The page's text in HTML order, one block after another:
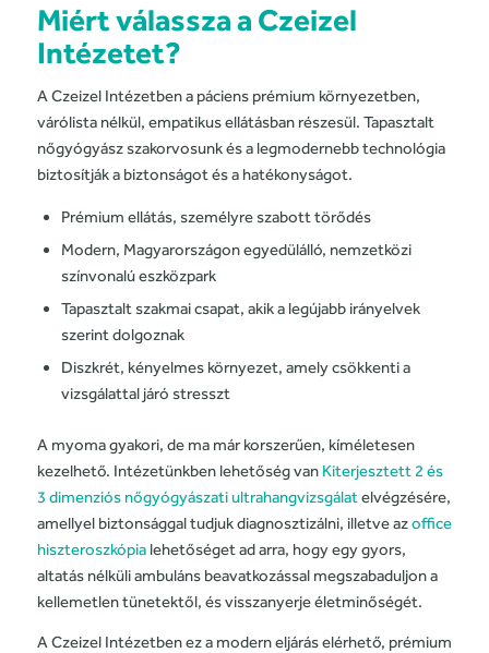
Miért válassza a Czeizel
Intézetet?
A Czeizel Intézetben a páciens prémium környezetben,
várólista nélkül, empatikus ellátásban részesül. Tapasztalt
nőgyógyász szakorvosunk és a legmodernebb technológia
biztosítják a biztonságot és a hatékonyságot.
Prémium ellátás, személyre szabott törődés
Modern, Magyarországon egyedülálló, nemzetközi
színvonalú eszközpark
Tapasztalt szakmai csapat, akik a legújabb irányelvek
szerint dolgoznak
Diszkrét, kényelmes környezet, amely csökkenti a
vizsgálattal járó stresszt
A myoma gyakori, de ma már korszerűen, kíméletesen
kezelhető. Intézetünkben lehetőség van Kiterjesztett 2 és
3 dimenziós nőgyógyászati ultrahangvizsgálatelvégzésére,
amellyel biztonsággal tudjuk diagnosztizálni, illetve azoffice
hiszteroszkópialehetőséget ad arra, hogy egy gyors,
altatás nélküli ambuláns beavatkozással megszabaduljon a
kellemetlen tünetektől, és visszanyerje életminőségét.
A Czeizel Intézetben ez a modern eljárás elérhető, prémium